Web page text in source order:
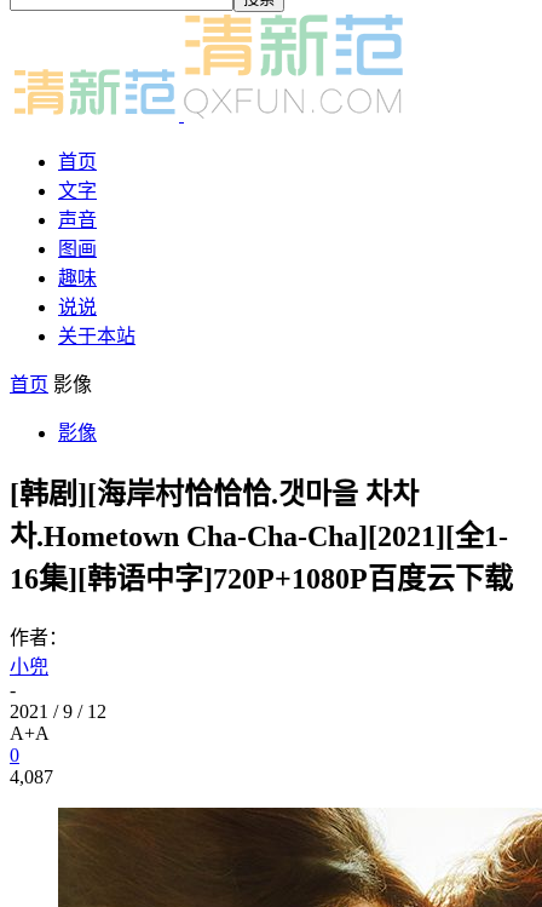
首页
文字
声音
图画
趣味
说说
关于本站
首页 影像
影像
[韩剧][海岸村恰恰恰.갯마을 차차
차.Hometown Cha-Cha-Cha][2021][全1-
16集][韩语中字]720P+1080P百度云下载
作者：
小兜
-
2021 / 9 / 12
A+A
0
4,087